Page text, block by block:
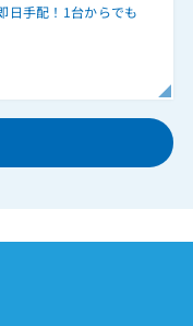
日手配！1台からでも